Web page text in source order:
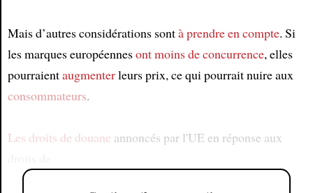
Mais d’autres considérations sontà prendre en compte. Si
les marques européennesont moins de concurrence, elles
pourraientaugmenterleurs prix, ce qui pourrait nuire aux
consommateurs.
Les droits de douane annoncés par l'UE en réponse aux